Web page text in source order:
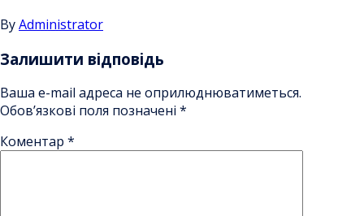
ByAdministrator
Залишити відповідь
Ваша e-mail адреса не оприлюднюватиметься.
Обов’язкові поля позначені *
Коментар *